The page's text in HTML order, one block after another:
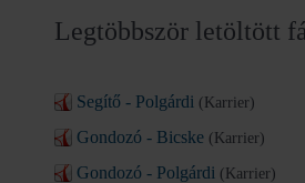
Legtöbbször letöltött
Segítő - Polgárdi (Karrier)
Gondozó - Bicske (Karrier)
Gondozó - Polgárdi (Karrier)